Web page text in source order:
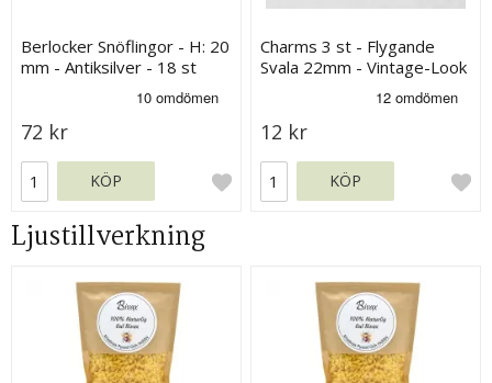
Berlocker Snöflingor - H: 20
mm - Antiksilver - 18 st
72 kr
KÖP
Charms 3 st - Flygande
Svala 22mm - Vintage-Look
12 kr
KÖP
Ljustillverkning